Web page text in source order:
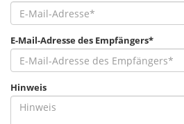
E-Mail-Adresse des Empfängers*
Hinweis